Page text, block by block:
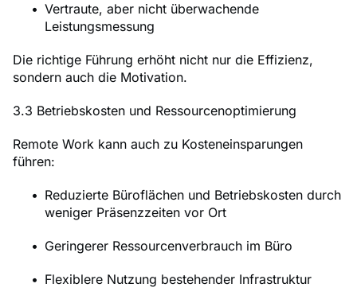
Vertraute, aber nicht überwachende
Leistungsmessung
Die richtige Führung erhöht nicht nur die Effizienz,
sondern auch die Motivation.
3.3 Betriebskosten und Ressourcenoptimierung
Remote Work kann auch zu Kosteneinsparungen
führen:
Reduzierte Büroflächen und Betriebskosten durch
weniger Präsenzzeiten vor Ort
Geringerer Ressourcenverbrauch im Büro
Flexiblere Nutzung bestehender Infrastruktur